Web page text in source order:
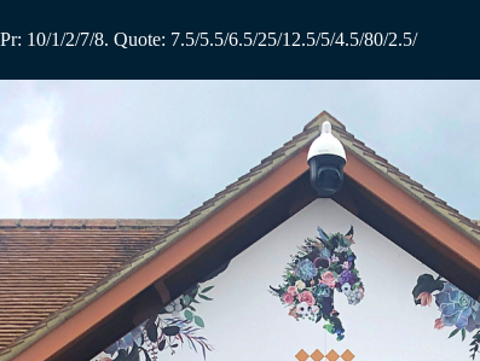
Pr: 10/1/2/7/8. Quote: 7.5/5.5/6.5/25/12.5/5/4.5/80/2.5/